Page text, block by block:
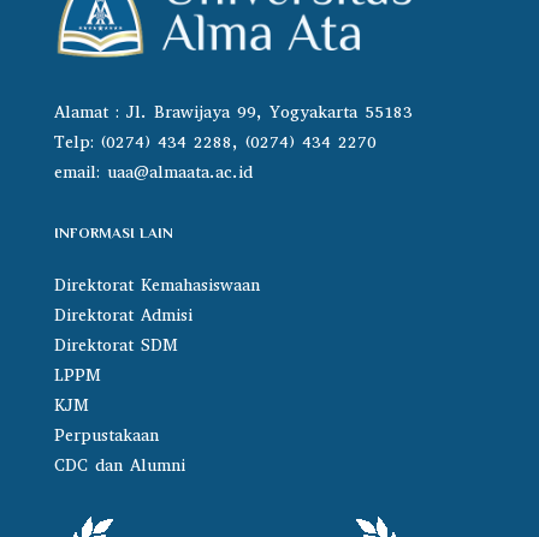
Alamat : Jl. Brawijaya 99, Yogyakarta 55183
Telp: (0274) 434 2288, (0274) 434 2270
email: uaa@almaata.ac.id
INFORMASI LAIN
Direktorat Kemahasiswaan
Direktorat Admisi
Direktorat SDM
LPPM
KJM
Perpustakaan
CDC dan Alumni